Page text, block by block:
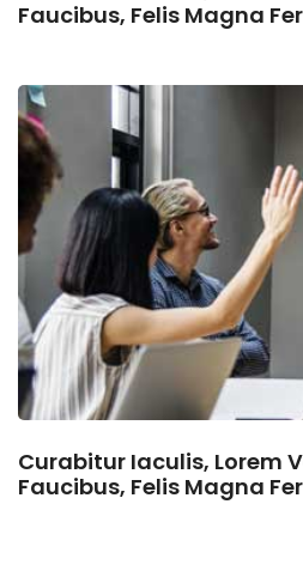
Faucibus, Felis Magna
Curabitur Iaculis, Lorem
Faucibus, Felis Magna